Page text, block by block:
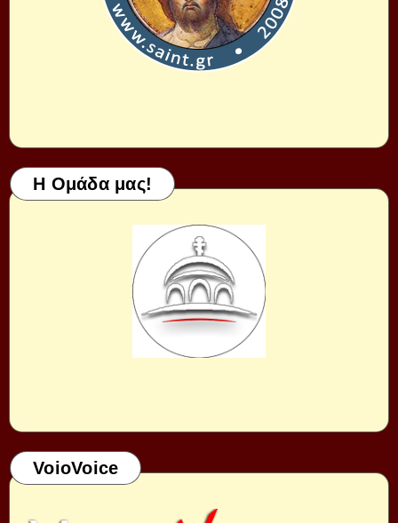
Η Ομάδα μας!
VoioVoice